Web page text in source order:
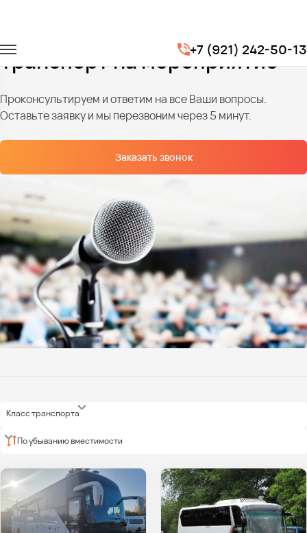
+7 (921) 242-50-13
Транспортное обслуживание мероприятий
Транспорт на мероприятие
Проконсультируем и ответим на все Ваши вопросы.
Оставьте заявку и мы перезвоним через 5 минут.
Заказать звонок
Класс транспорта
По убыванию вместимости